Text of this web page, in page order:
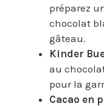
préparez
chocolat
gâteau.
Kinder
au
pour la
Cacao en